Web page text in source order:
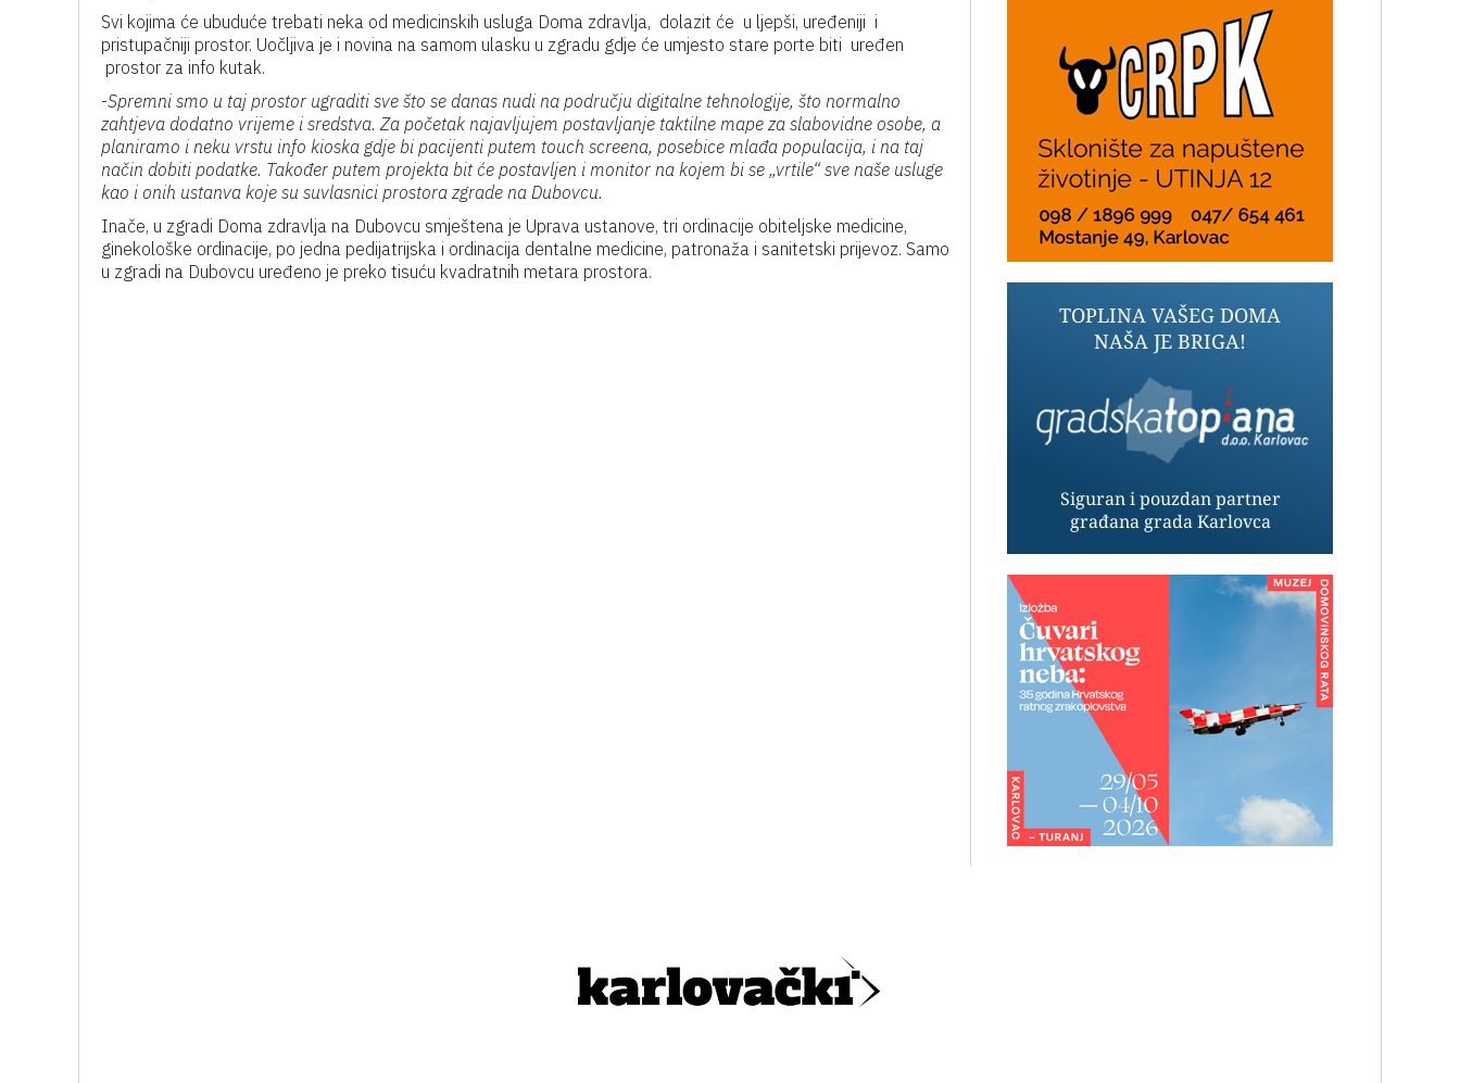
Svi kojima će ubuduće trebati neka od medicinskih usluga Doma zdravlja, dolazit će u ljepši, uređeniji i
pristupačniji prostor. Uočljiva je i novina na samom ulasku u zgradu gdje će umjesto stare porte biti uređen
prostor za info kutak.
-Spremni smo u taj prostor ugraditi sve što se danas nudi na području digitalne tehnologije, što normalno
zahtjeva dodatno vrijeme i sredstva. Za početak najavljujem postavljanje taktilne mape za slabovidne osobe, a
planiramo i neku vrstu info kioska gdje bi pacijenti putem touch screena, posebice mlađa populacija, i na taj
način dobiti podatke. Također putem projekta bit će postavljen i monitor na kojem bi se „vrtile“ sve naše usluge
kao i onih ustanva koje su suvlasnici prostora zgrade na Dubovcu.
Inače, u zgradi Doma zdravlja na Dubovcu smještena je Uprava ustanove, tri ordinacije obiteljske medicine,
ginekološke ordinacije, po jedna pedijatrijska i ordinacija dentalne medicine, patronaža i sanitetski prijevoz. Samo
u zgradi na Dubovcu uređeno je preko tisuću kvadratnih metara prostora.